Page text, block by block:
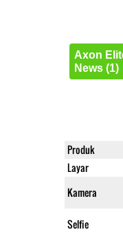
Axon
News (1)
Produk
Layar
Kamera
Selfie